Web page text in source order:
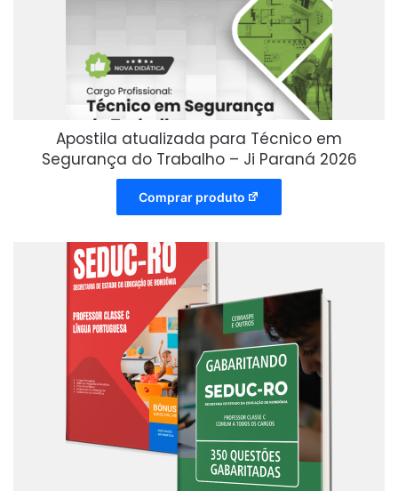
Apostila atualizada para Técnico em
Segurança do Trabalho – Ji Paraná 2026
Comprar produto